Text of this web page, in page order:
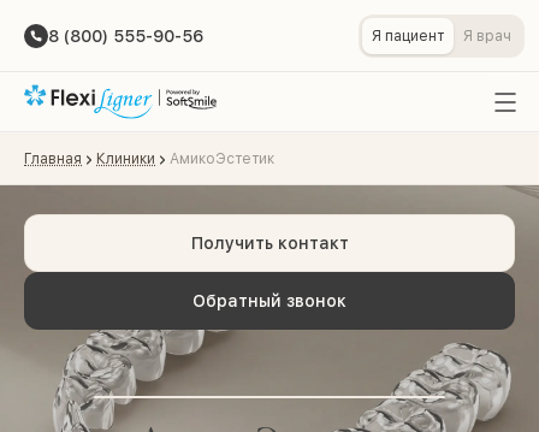
8 (800) 555-90-56 Я пациент Я врач
Главная Клиники АмикоЭстетик
Обратный звонок
Получить контакт